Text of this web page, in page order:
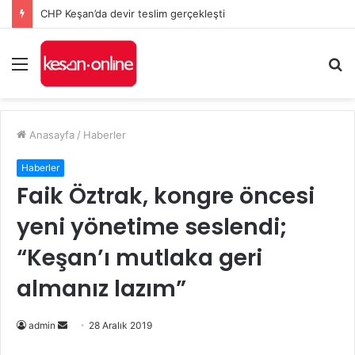
CHP Keşan’da devir teslim gerçekleşti
Menü
...
Anasayfa / Haberler
Haberler
Faik Öztrak, kongre öncesi
yeni yönetime seslendi;
“Keşan’ı mutlaka geri
almanız lazım”
admin
Bir
28 Aralık 2019